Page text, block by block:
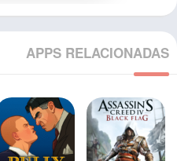
APPS RELACIONADAS